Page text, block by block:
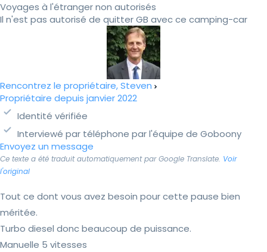
Voyages à l'étranger non autorisés
Il n'est pas autorisé de quitter GB avec ce camping-car
Rencontrez le propriétaire, Steven
Propriétaire depuis janvier 2022
Identité vérifiée
Interviewé par téléphone par l'équipe de Goboony
Envoyez un message
Ce texte a été traduit automatiquement par Google Translate. Voir
l'original
Tout ce dont vous avez besoin pour cette pause bien
méritée.
Turbo diesel donc beaucoup de puissance.
Manuelle 5 vitesses